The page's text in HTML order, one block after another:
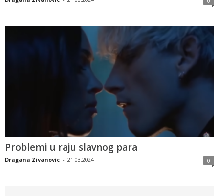
Problemi u raju slavnog para
Dragana Zivanovic - 21.03.2024 0